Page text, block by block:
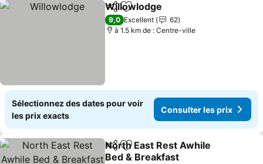
PartagerAjouter à mes favoris
Willowlodge
9,0 Excellent
62
à 1.5 km de : Centre-ville
Sélectionnez des dates pour voir
les prix exacts
Consulter les prix
PartagerAjouter à mes favoris
North East Rest Awhile
Bed & Breakfast